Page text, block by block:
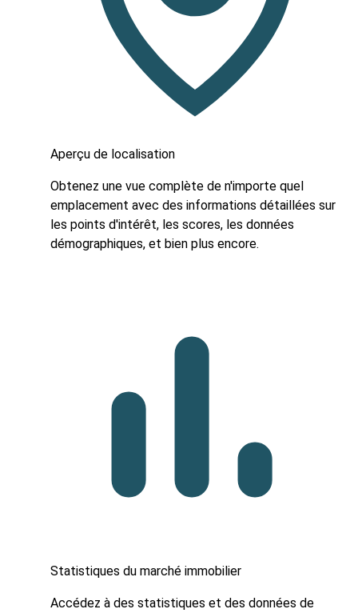
Aperçu de localisation
Obtenez une vue complète de n'importe quel
emplacement avec des informations détaillées sur
les points d'intérêt, les scores, les données
démographiques, et bien plus encore.
Statistiques du marché immobilier
Accédez à des statistiques et des données de